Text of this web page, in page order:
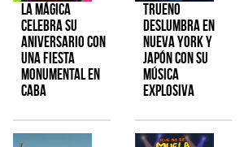
La Mágica
celebra su
aniversario con
una fiesta
monumental en
CABA
TRUENO
deslumbra en
Nueva York y
Japón con su
música
explosiva